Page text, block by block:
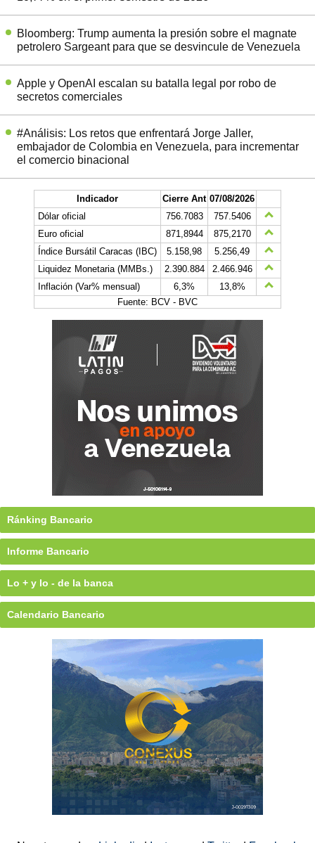
Bloomberg: Trump aumenta la presión sobre el magnate
petrolero Sargeant para que se desvincule de Venezuela
Apple y OpenAI escalan su batalla legal por robo de
secretos comerciales
#Análisis: Los retos que enfrentará Jorge Jaller,
embajador de Colombia en Venezuela, para incrementar
el comercio binacional
Indicador Cierre Ant 07/08/2026
Dólar oficial
756.7083
757.5406
Euro oficial
871,8944
875,2170
Índice Bursátil Caracas (IBC)
5.158,98
5.256,49
Liquidez Monetaria (MMBs.)
2.390.884
2.466.946
Inflación (Var% mensual)
6,3%
13,8%
Fuente: BCV - BVC
Ránking Bancario
Informe Bancario
Lo + y lo - de la banca
Calendario Bancario